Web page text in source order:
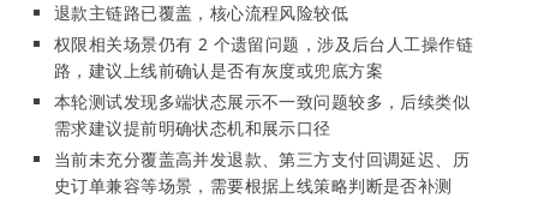
退款主链路已覆盖，核心流程风险较低
权限相关场景仍有 2 个遗留问题，涉及后台人工操作链
路，建议上线前确认是否有灰度或兜底方案
本轮测试发现多端状态展示不一致问题较多，后续类似
需求建议提前明确状态机和展示口径
当前未充分覆盖高并发退款、第三方支付回调延迟、历
史订单兼容等场景，需要根据上线策略判断是否补测